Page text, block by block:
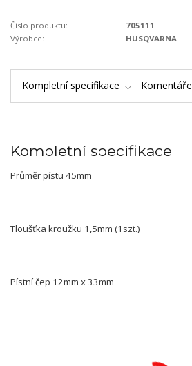
Číslo produktu:
705111
Výrobce:
HUSQVARNA
Kompletní specifikace Komentáře
Kompletní specifikace
Průměr pístu 45mm
Tloušťka kroužku 1,5mm (1szt.)
Pístní čep 12mm x 33mm